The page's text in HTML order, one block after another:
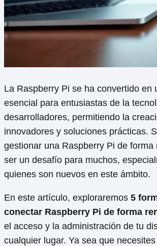
La Raspberry Pi se ha convertido en
esencial para entusiastas de la
desarrolladores, permitiendo la
innovadores y soluciones prácticas.
gestionar una Raspberry Pi de forma
ser un desafío para muchos,
quienes son nuevos en este ámbito.
En este artículo, exploraremos 5
conectar Raspberry Pi de forma
el acceso y la administración de tu
cualquier lugar. Ya sea que